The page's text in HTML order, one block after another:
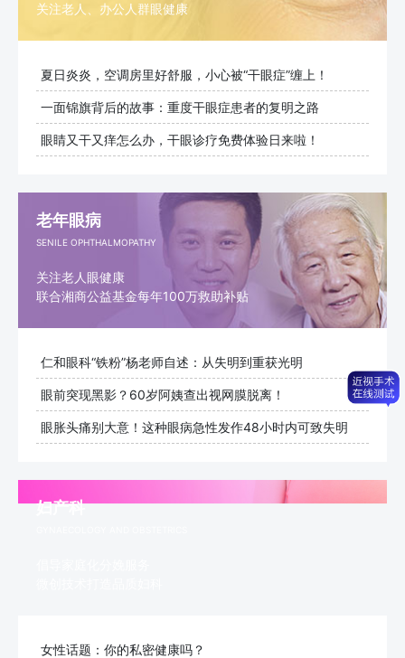
关注老人、办公人群眼健康
夏日炎炎，空调房里好舒服，小心被“干眼症”缠上！
一面锦旗背后的故事：重度干眼症患者的复明之路
眼睛又干又痒怎么办，干眼诊疗免费体验日来啦！
老年眼病
SENILE OPHTHALMOPATHY
关注老人眼健康
联合湘商公益基金每年100万救助补贴
仁和眼科“铁粉”杨老师自述：从失明到重获光明
眼前突现黑影？60岁阿姨查出视网膜脱离！
眼胀头痛别大意！这种眼病急性发作48小时内可致失明
妇产科
女性话题：你的私密健康吗？